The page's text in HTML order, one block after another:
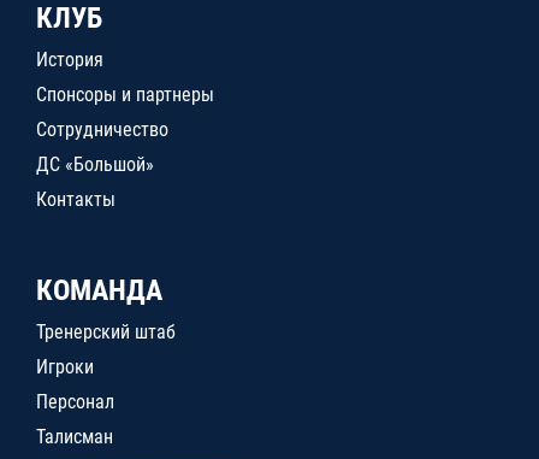
КЛУБ
История
Спонсоры и партнеры
Сотрудничество
ДС «Большой»
Контакты
КОМАНДА
Тренерский штаб
Игроки
Персонал
Талисман